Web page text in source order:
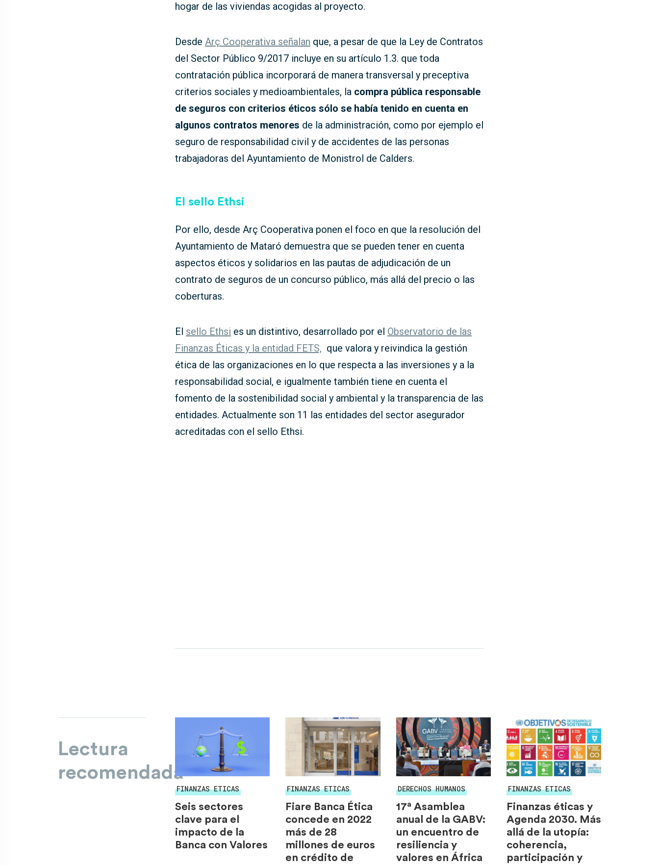
hogar de las viviendas acogidas al proyecto.
Desde Arç Cooperativa señalan que, a pesar de que la Ley de Contratos
del Sector Público 9/2017 incluye en su artículo 1.3. que toda
contratación pública incorporará de manera transversal y preceptiva
criterios sociales y medioambientales, la compra pública responsable
de seguros con criterios éticos sólo se había tenido en cuenta en
algunos contratos menores de la administración, como por ejemplo el
seguro de responsabilidad civil y de accidentes de las personas
trabajadoras del Ayuntamiento de Monistrol de Calders.
El sello Ethsi
Por ello, desde Arç Cooperativa ponen el foco en que la resolución del
Ayuntamiento de Mataró demuestra que se pueden tener en cuenta
aspectos éticos y solidarios en las pautas de adjudicación de un
contrato de seguros de un concurso público, más allá del precio o las
coberturas.
El sello Ethsi es un distintivo, desarrollado por el Observatorio de las
Finanzas Éticas y la entidad FETS, que valora y reivindica la gestión
ética de las organizaciones en lo que respecta a las inversiones y a la
responsabilidad social, e igualmente también tiene en cuenta el
fomento de la sostenibilidad social y ambiental y la transparencia de las
entidades. Actualmente son 11 las entidades del sector asegurador
acreditadas con el sello Ethsi.
Lectura
recomendada
FINANZAS ETICAS
Seis sectores
clave para el
impacto de la
Banca con Valores
FINANZAS ETICAS
Fiare Banca Ética
concede en 2022
más de 28
millones de euros
en crédito de
DERECHOS HUMANOS
17ª Asamblea
anual de la GABV:
un encuentro de
resiliencia y
valores en África
FINANZAS ETICAS
Finanzas éticas y
Agenda 2030. Más
allá de la utopía:
coherencia,
participación y